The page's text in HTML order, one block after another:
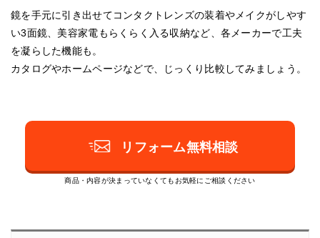
鏡を手元に引き出せてコンタクトレンズの装着やメイクがしやす
い3面鏡、美容家電もらくらく入る収納など、各メーカーで工夫
を凝らした機能も。
カタログやホームページなどで、じっくり比較してみましょう。
リフォーム無料相談
商品・内容が決まっていなくてもお気軽にご相談ください